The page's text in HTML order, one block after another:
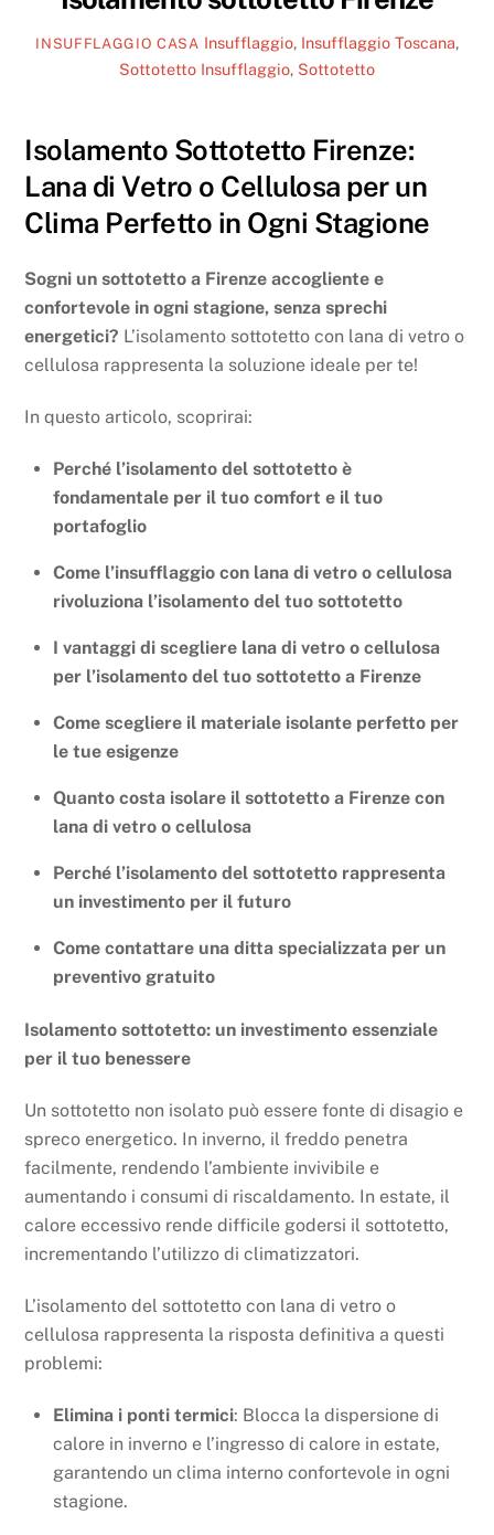
INSUFFLAGGIO CASA Insufflaggio, Insufflaggio Toscana,
Sottotetto Insufflaggio, Sottotetto
Isolamento Sottotetto Firenze:
Lana di Vetro o Cellulosa per un
Clima Perfetto in Ogni Stagione
Sogni un sottotetto a Firenze accogliente e
confortevole in ogni stagione, senza sprechi
energetici? L’isolamento sottotetto con lana di vetro o
cellulosa rappresenta la soluzione ideale per te!
In questo articolo, scoprirai:
Perché l’isolamento del sottotetto è
fondamentale per il tuo comfort e il tuo
portafoglio
Come l’insufflaggio con lana di vetro o cellulosa
rivoluziona l’isolamento del tuo sottotetto
I vantaggi di scegliere lana di vetro o cellulosa
per l’isolamento del tuo sottotetto a Firenze
Come scegliere il materiale isolante perfetto per
le tue esigenze
Quanto costa isolare il sottotetto a Firenze con
lana di vetro o cellulosa
Perché l’isolamento del sottotetto rappresenta
un investimento per il futuro
Come contattare una ditta specializzata per un
preventivo gratuito
Isolamento sottotetto: un investimento essenziale
per il tuo benessere
Un sottotetto non isolato può essere fonte di disagio e
spreco energetico. In inverno, il freddo penetra
facilmente, rendendo l’ambiente invivibile e
aumentando i consumi di riscaldamento. In estate, il
calore eccessivo rende difficile godersi il sottotetto,
incrementando l’utilizzo di climatizzatori.
L’isolamento del sottotetto con lana di vetro o
cellulosa rappresenta la risposta definitiva a questi
problemi:
Elimina i ponti termici: Blocca la dispersione di
calore in inverno e l’ingresso di calore in estate,
garantendo un clima interno confortevole in ogni
stagione.